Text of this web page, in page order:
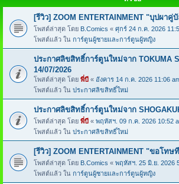
[รีวิว] ZOOM ENTERTAINMENT "บุปผาคู่
โพสต์ล่าสุด โดย B.Comics « ศุกร์ 24 ก.ค. 2026
โพสต์แล้ว ใน การ์ตูนผู้ชายและการ์ตูนผู้หญิง
ประกาศลิขสิทธิ์การ์ตูนใหม่จาก TOKUMA
14/07/2026
โพสต์ล่าสุด โดย พี่บี « อังคาร 14 ก.ค. 2026 11:06
โพสต์แล้ว ใน ประกาศลิขสิทธิ์ใหม่
ประกาศลิขสิทธิ์การ์ตูนใหม่จาก
โพสต์ล่าสุด โดย พี่บี « พฤหัสฯ. 09 ก.ค. 2026 10:52
โพสต์แล้ว ใน ประกาศลิขสิทธิ์ใหม่
[รีวิว] ZOOM ENTERTAINMENT "ขอโท
โพสต์ล่าสุด โดย B.Comics « พฤหัสฯ. 25 มิ.ย. 2026
โพสต์แล้ว ใน การ์ตูนผู้ชายและการ์ตูนผู้หญิง